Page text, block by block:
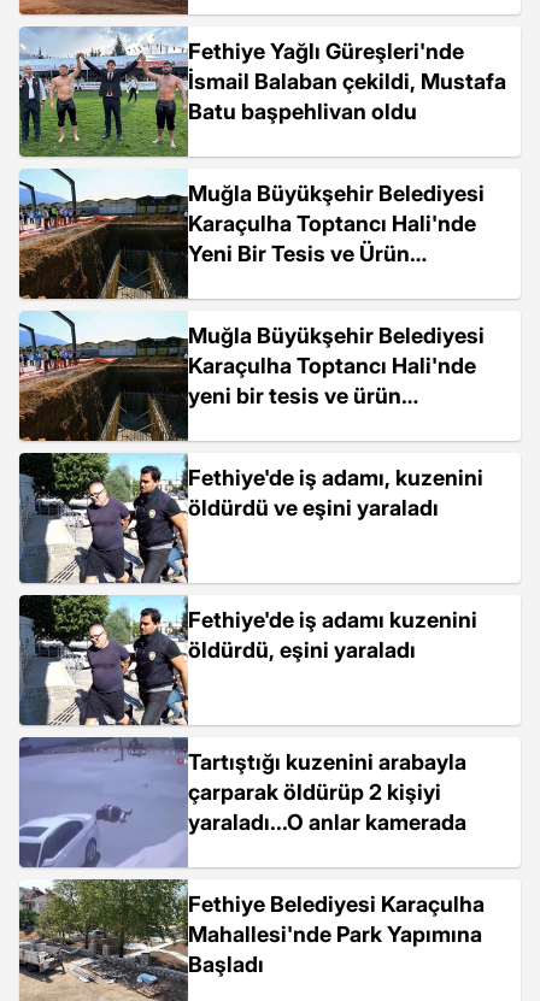
Fethiye Yağlı Güreşleri'nde
İsmail Balaban çekildi, Mustafa
Batu başpehlivan oldu
Muğla Büyükşehir Belediyesi
Karaçulha Toptancı Hali'nde
Yeni Bir Tesis ve Ürün
Muğla Büyükşehir Belediyesi
Karaçulha Toptancı Hali'nde
yeni bir tesis ve ürün
Fethiye'de iş adamı, kuzenini
öldürdü ve eşini yaraladı
Fethiye'de iş adamı kuzenini
öldürdü, eşini yaraladı
Tartıştığı kuzenini arabayla
çarparak öldürüp 2 kişiyi
yaraladı...O anlar kamerada
Fethiye Belediyesi Karaçulha
Mahallesi'nde Park Yapımına
Başladı